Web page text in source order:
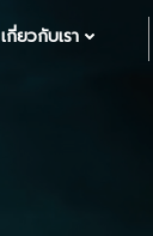
เกี่ยวกับเรา